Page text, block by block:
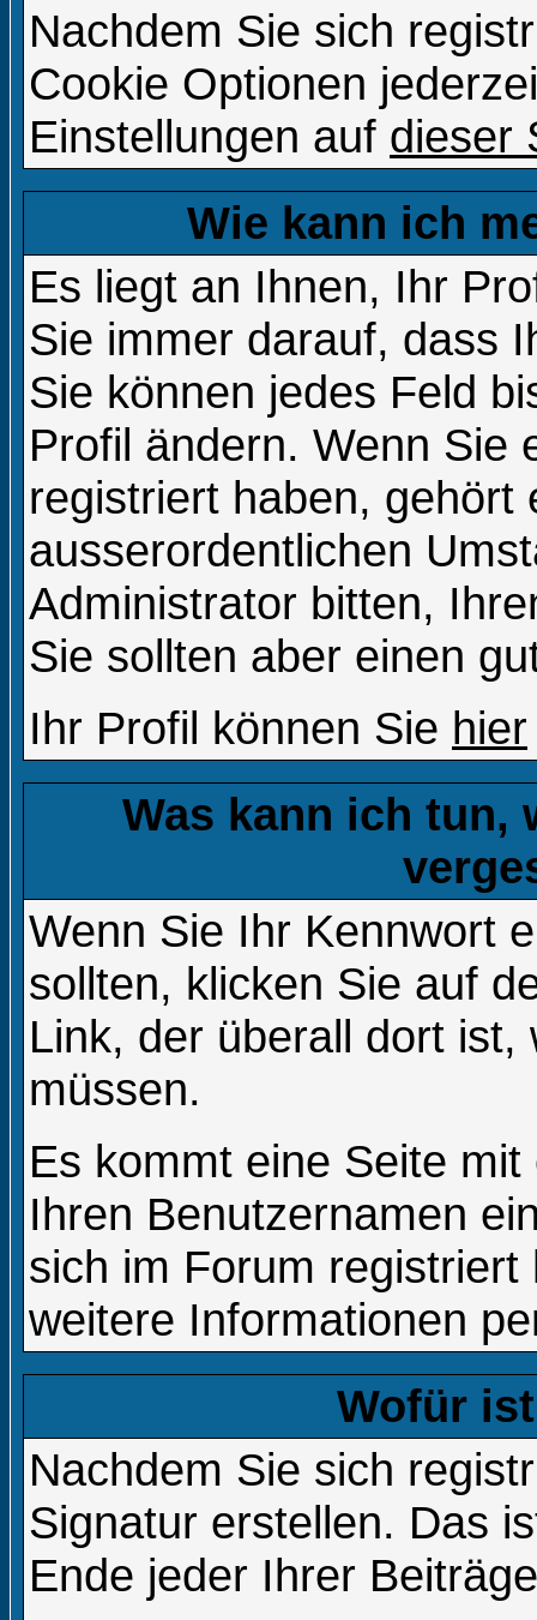
Nachdem Sie sich
Cookie Optionen
Einstellungen auf dieser
Wie kann ich
Es liegt an Ihnen, Ihr
Sie immer darauf, dass
Sie können jedes Feld
Profil ändern. Wenn Sie
registriert haben, gehört
ausserordentlichen
Administrator bitten,
Sie sollten aber einen
Ihr Profil können Sie hier
Was kann ich tun,
Wenn Sie Ihr Kennwort
sollten, klicken Sie auf
Link, der überall dort
müssen.
Es kommt eine Seite
Ihren Benutzernamen
sich im Forum
weitere Informationen
Wofür
Nachdem Sie sich
Signatur erstellen. Das
Ende jeder Ihrer